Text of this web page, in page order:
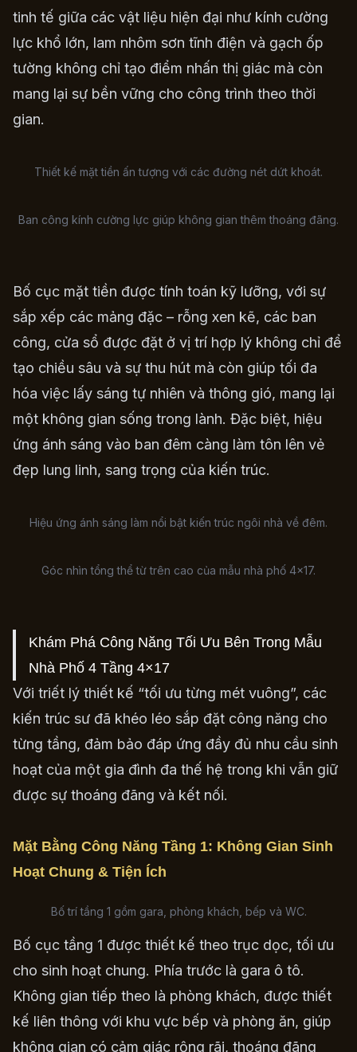
tinh tế giữa các vật liệu hiện đại như kính cường
lực khổ lớn, lam nhôm sơn tĩnh điện và gạch ốp
tường không chỉ tạo điểm nhấn thị giác mà còn
mang lại sự bền vững cho công trình theo thời
gian.
Thiết kế mặt tiền ấn tượng với các đường nét dứt khoát.
Ban công kính cường lực giúp không gian thêm thoáng đãng.
Bố cục mặt tiền được tính toán kỹ lưỡng, với sự
sắp xếp các mảng đặc – rỗng xen kẽ, các ban
công, cửa sổ được đặt ở vị trí hợp lý không chỉ để
tạo chiều sâu và sự thu hút mà còn giúp tối đa
hóa việc lấy sáng tự nhiên và thông gió, mang lại
một không gian sống trong lành. Đặc biệt, hiệu
ứng ánh sáng vào ban đêm càng làm tôn lên vẻ
đẹp lung linh, sang trọng của kiến trúc.
Hiệu ứng ánh sáng làm nổi bật kiến trúc ngôi nhà về đêm.
Góc nhìn tổng thể từ trên cao của mẫu nhà phố 4×17.
Khám Phá Công Năng Tối Ưu Bên Trong Mẫu
Nhà Phố 4 Tầng 4×17
Với triết lý thiết kế “tối ưu từng mét vuông”, các
kiến trúc sư đã khéo léo sắp đặt công năng cho
từng tầng, đảm bảo đáp ứng đầy đủ nhu cầu sinh
hoạt của một gia đình đa thế hệ trong khi vẫn giữ
được sự thoáng đãng và kết nối.
Mặt Bằng Công Năng Tầng 1: Không Gian Sinh
Hoạt Chung & Tiện Ích
Bố trí tầng 1 gồm gara, phòng khách, bếp và WC.
Bố cục tầng 1 được thiết kế theo trục dọc, tối ưu
cho sinh hoạt chung. Phía trước là gara ô tô.
Không gian tiếp theo là phòng khách, được thiết
kế liên thông với khu vực bếp và phòng ăn, giúp
không gian có cảm giác rộng rãi, thoáng đãng